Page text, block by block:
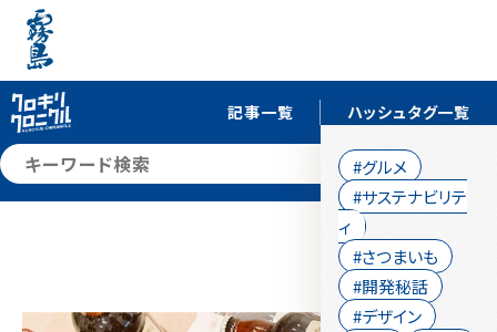
記事一覧 ハッシュタグ一覧
#グルメ
#サステナビリテ
ィ
#さつまいも
#開発秘話
#デザイン